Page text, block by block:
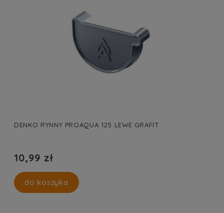
DENKO RYNNY PROAQUA 125 LEWE GRAFIT
10,99 zł
do koszyka